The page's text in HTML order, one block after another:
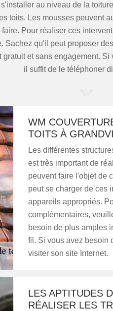
au niveau de la
toits. Les mousses peuvent
Pour réaliser ces
Sachez qu'il peut proposer
et sans engagement.
il suffit de le téléphoner
WM
TOITS À
Les différentes
est très important de
peuvent faire l'objet de
peut se charger de ces
appareils appropriés.
complémentaires,
besoin de plus amples
fil. Si vous avez besoin
visiter son site Internet.
LES APTITUDES
RÉALISER LES